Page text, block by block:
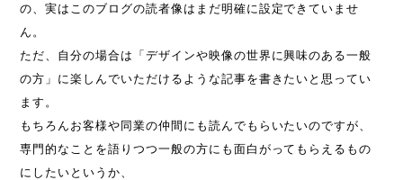
の、実はこのブログの読者像はまだ明確に設定できていませ
ん。
ただ、自分の場合は「デザインや映像の世界に興味のある一般
の方」に楽しんでいただけるような記事を書きたいと思ってい
ます。
もちろんお客様や同業の仲間にも読んでもらいたいのですが、
専門的なことを語りつつ一般の方にも面白がってもらえるもの
にしたいというか、